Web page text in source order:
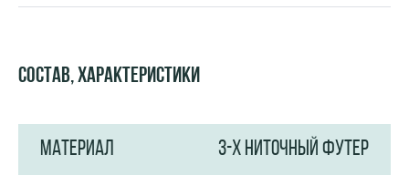
Состав, характеристики
МАТЕРИАЛ 3-Х НИТОЧНЫЙ ФУТЕР